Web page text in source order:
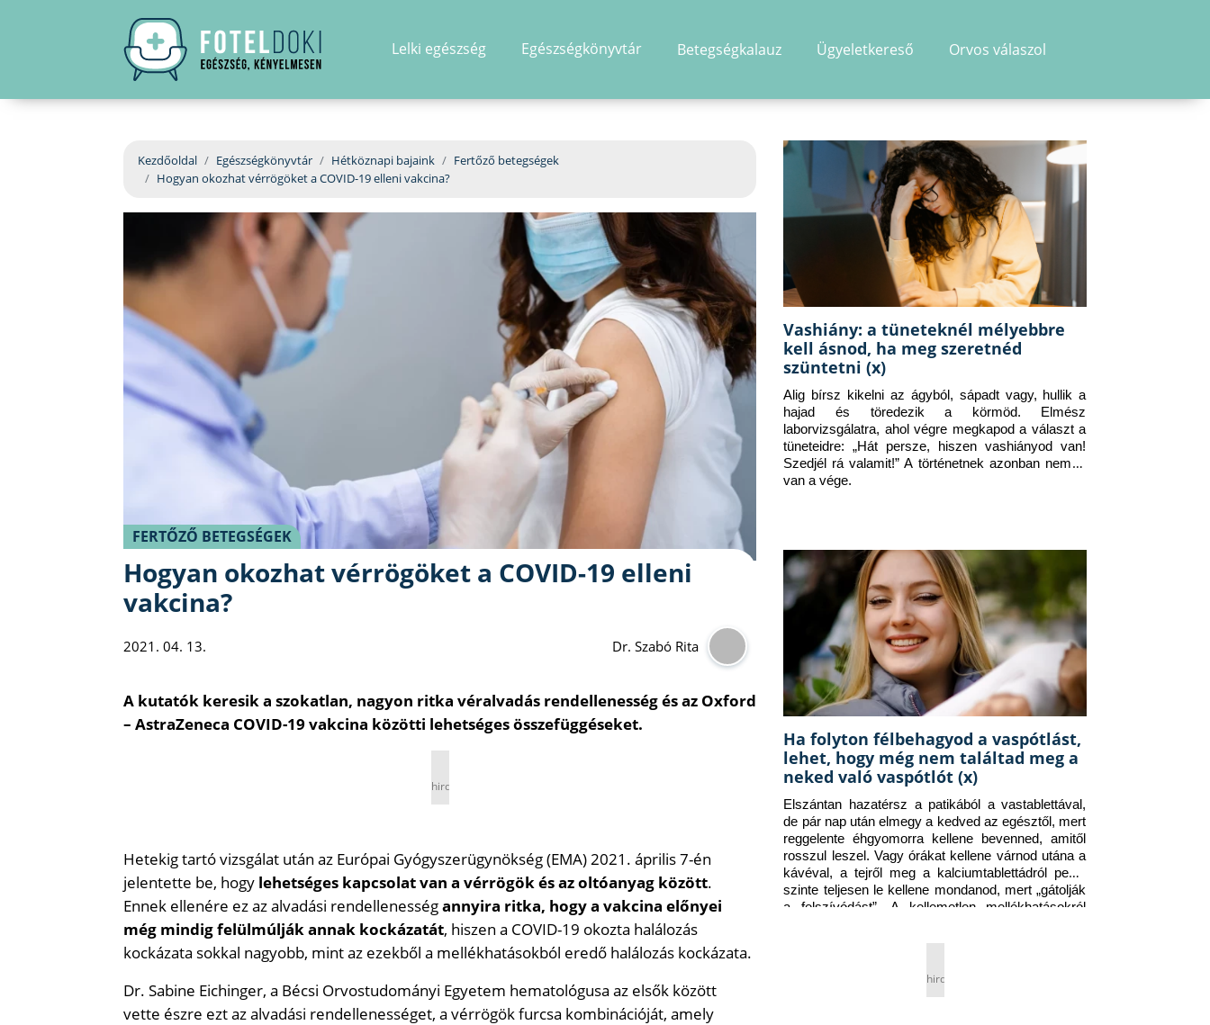
Lelki egészség Egészségkönyvtár Betegségkalauz Ügyeletkereső Orvos válaszol
Kezdőoldal Egészségkönyvtár Hétköznapi bajaink
Fertőző betegségek
Hogyan okozhat vérrögöket a COVID-19 elleni vakcina?
FERTŐZŐ BETEGSÉGEK
Hogyan okozhat vérrögöket a COVID-19 elleni
vakcina?
2021. 04. 13. Dr. Szabó Rita
A kutatók keresik a szokatlan, nagyon ritka véralvadás rendellenesség és az Oxford
– AstraZeneca COVID-19 vakcina közötti lehetséges összefüggéseket.
hirdetés
Hetekig tartó vizsgálat után az Európai Gyógyszerügynökség (EMA) 2021. április 7-én
jelentette be, hogy lehetséges kapcsolat van a vérrögök és az oltóanyag között.
Ennek ellenére ez az alvadási rendellenességannyira ritka, hogy a vakcina előnyei
még mindig felülmúlják annak kockázatát, hiszen a COVID-19 okozta halálozás
kockázata sokkal nagyobb, mint az ezekből a mellékhatásokból eredő halálozás kockázata.
Dr. Sabine Eichinger, a Bécsi Orvostudományi Egyetem hematológusa az elsők között
vette észre ezt az alvadási rendellenességet, a vérrögök furcsa kombinációját, amely
Vashiány: a tüneteknél mélyebbre
kell ásnod, ha meg szeretnéd
szüntetni (x)
Alig bírsz kikelni az ágyból, sápadt vagy, hullik a
hajad és töredezik a körmöd. Elmész
laborvizsgálatra, ahol végre megkapod a választ a
tüneteidre: „Hát persze, hiszen vashiányod van!
Szedjél rá valamit!” A történetnek azonban nem itt
van a vége.
Ha folyton félbehagyod a vaspótlást,
lehet, hogy még nem találtad meg a
neked való vaspótlót (x)
Elszántan hazatérsz a patikából a vastablettával,
de pár nap után elmegy a kedved az egésztől, mert
reggelente éhgyomorra kellene bevenned, amitől
rosszul leszel. Vagy órákat kellene várnod utána a
kávéval, a tejről meg a kalciumtablettádról pedig
szinte teljesen le kellene mondanod, mert „gátolják
a felszívódást”. A kellemetlen mellékhatásokról
hirdetés